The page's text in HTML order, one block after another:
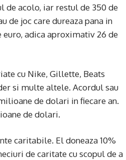
acolo, iar restul de 350 de
joc care dureaza pana in
euro, adica aproximativ 26 de
cu Nike, Gillette, Beats
si multe altele. Acordul sau
de dolari in fiecare an.
de dolari.
caritabile. El doneaza 10%
de caritate cu scopul de a